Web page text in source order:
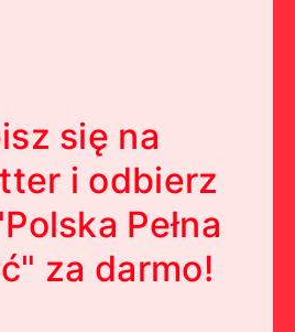
się na
i odbierz
Pełna
za darmo!